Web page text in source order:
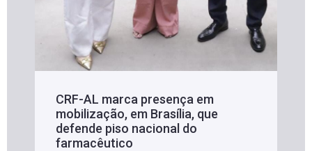
CRF-AL marca presença em
mobilização, em Brasília, que
defende piso nacional do
farmacêutico